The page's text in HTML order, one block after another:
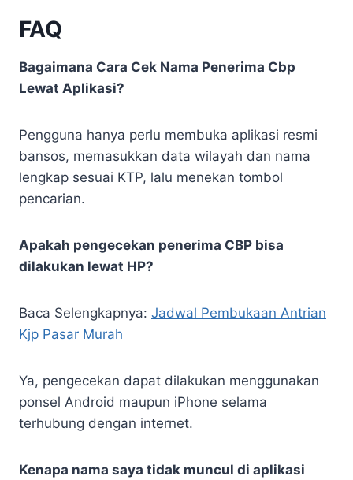
FAQ
Bagaimana Cara Cek Nama Penerima Cbp
Lewat Aplikasi?
Pengguna hanya perlu membuka aplikasi resmi
bansos, memasukkan data wilayah dan nama
lengkap sesuai KTP, lalu menekan tombol
pencarian.
Apakah pengecekan penerima CBP bisa
dilakukan lewat HP?
Baca Selengkapnya: Jadwal Pembukaan Antrian
Kjp Pasar Murah
Ya, pengecekan dapat dilakukan menggunakan
ponsel Android maupun iPhone selama
terhubung dengan internet.
Kenapa nama saya tidak muncul di aplikasi